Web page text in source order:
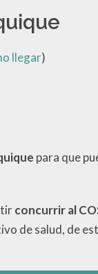
llegar)
para que
concurrir al
de salud, de